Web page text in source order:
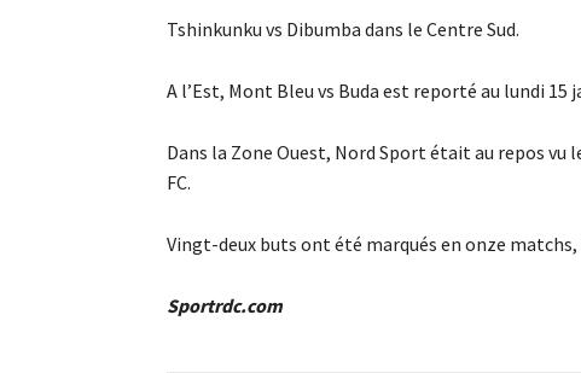
Tshinkunku vs Dibumba dans le Centre Sud.
A l’Est, Mont Bleu vs Buda est reporté au lundi 15
Dans la Zone Ouest, Nord Sport était au repos vu
FC.
Vingt-deux buts ont été marqués en onze
Sportrdc.com